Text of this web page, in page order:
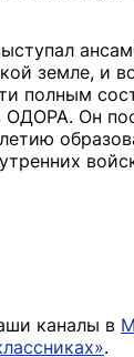
земле, и
полным
ОДОРА. Он
каналы в
.